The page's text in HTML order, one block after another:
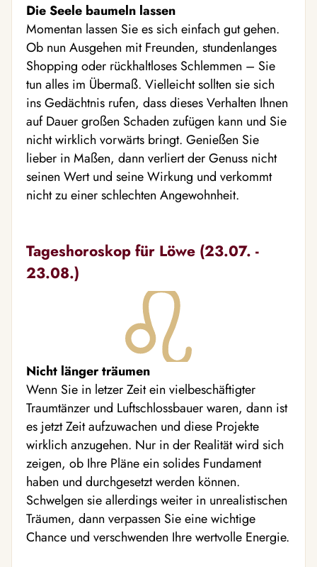
Die Seele baumeln lassen
Momentan lassen Sie es sich einfach gut gehen.
Ob nun Ausgehen mit Freunden, stundenlanges
Shopping oder rückhaltloses Schlemmen – Sie
tun alles im Übermaß. Vielleicht sollten sie sich
ins Gedächtnis rufen, dass dieses Verhalten Ihnen
auf Dauer großen Schaden zufügen kann und Sie
nicht wirklich vorwärts bringt. Genießen Sie
lieber in Maßen, dann verliert der Genuss nicht
seinen Wert und seine Wirkung und verkommt
nicht zu einer schlechten Angewohnheit.
Tageshoroskop für Löwe (23.07. -
23.08.)
Nicht länger träumen
Wenn Sie in letzer Zeit ein vielbeschäftigter
Traumtänzer und Luftschlossbauer waren, dann ist
es jetzt Zeit aufzuwachen und diese Projekte
wirklich anzugehen. Nur in der Realität wird sich
zeigen, ob Ihre Pläne ein solides Fundament
haben und durchgesetzt werden können.
Schwelgen sie allerdings weiter in unrealistischen
Träumen, dann verpassen Sie eine wichtige
Chance und verschwenden Ihre wertvolle Energie.